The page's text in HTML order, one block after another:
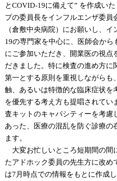
とCOVID-19に備えて” を作成い
プの委員長をインフルエンザ委員
（倉敷中央病院）にお願いし、
19の専門家を中心に、医師会か
にご参加いただき、開業医の視点
だきました。特に検査の進め方に
第一とする原則を重視しながらも
触、あるいは特徴的な臨床症状を
を優先する考え方も提唱されてい
査キットのキャパシティーを考慮
あった、医療の混乱を防ぐ診療の
ます。
大変お忙しいところ短期間の間
たアドホック委員の先生方に改め
は7月時点での情報をもとに作成